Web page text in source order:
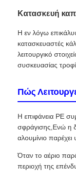
Κατασκευή
Η εν λόγω
κατασκευαστές
λειτουργικό
συσκευασίας
Πώς
Η επιφάνεια PE
σφράγισης,Ενώ η
αλουμίνιο
Όταν το αέριο
περιοχή της